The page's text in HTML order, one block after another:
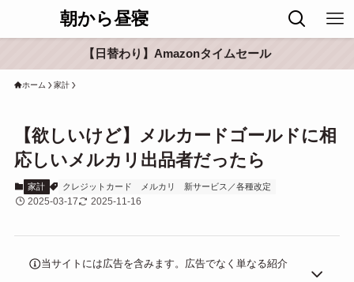
朝から昼寝
【日替わり】Amazonタイムセール
ホーム 家計
【欲しいけど】メルカードゴールドに相
応しいメルカリ出品者だったら
家計 クレジットカード メルカリ 新サービス／各種改定
2025-03-17 2025-11-16
当サイトには広告を含みます。広告でなく単なる紹介